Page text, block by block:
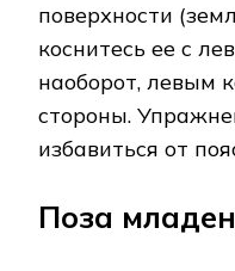
поверхности
коснитесь ее с
наоборот, левым
стороны.
избавиться от
Поза